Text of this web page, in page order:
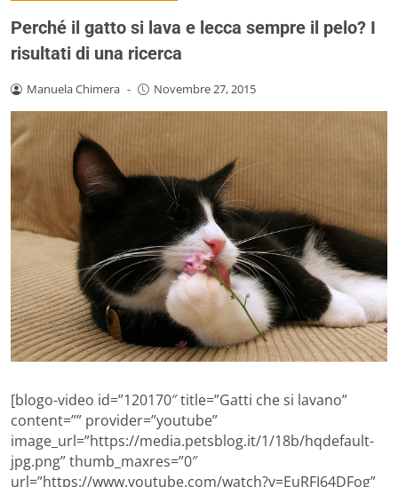
Perché il gatto si lava e lecca sempre il pelo? I
risultati di una ricerca
Manuela Chimera - Novembre 27, 2015
[blogo-video id=”120170″ title=”Gatti che si lavano”
content=”” provider=”youtube”
image_url=”https://media.petsblog.it/1/18b/hqdefault-
jpg.png” thumb_maxres=”0″
url=”https://www.youtube.com/watch?v=EuRFJ64DFog”